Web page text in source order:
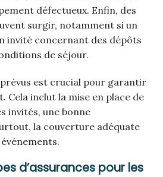
défectueux. Enfin, des
surgir, notamment si un
invité concernant des dépôts
de séjour.
est crucial pour garantir
Cela inclut la mise en place de
invités, une bonne
la couverture adéquate
d’assurances pour les